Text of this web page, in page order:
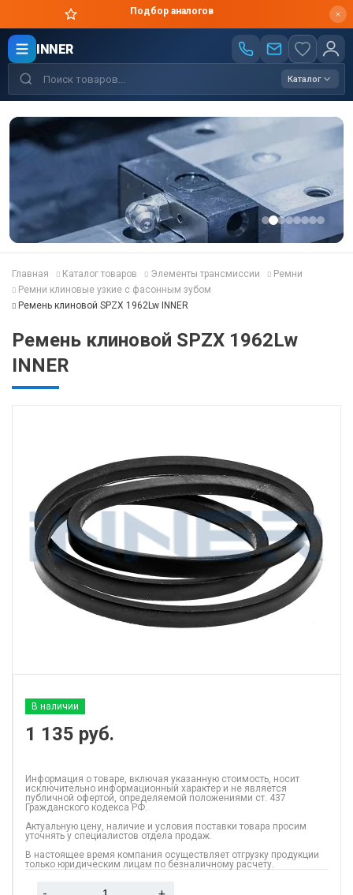
Подбор аналогов
INNER
Каталог
Главная Каталог товаров Элементы трансмиссии
Ремни
Ремни клиновые узкие с фасонным зубом
Ремень клиновой SPZX 1962Lw INNER
Ремень клиновой SPZX 1962Lw
INNER
В наличии
1 135 руб.
Информация о товаре, включая указанную стоимость, носит
исключительно информационный характер и не является
публичной офертой, определяемой положениями ст. 437
Гражданского кодекса РФ.
Актуальную цену, наличие и условия поставки товара просим
уточнять у специалистов отдела продаж.
В настоящее время компания осуществляет отгрузку продукции
только юридическим лицам по безналичному расчету.